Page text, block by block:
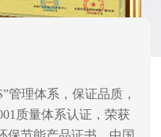
管理体系，保证品质，
质量体系认证，荣获